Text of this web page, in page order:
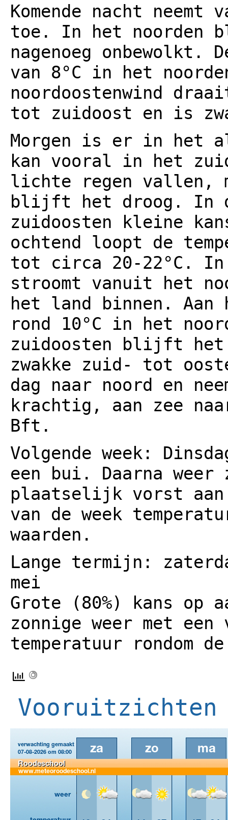
Komende nacht
toe. In het noorden
nagenoeg onbewolkt.
van 8°C in het
noordoostenwind
tot zuidoost en is
Morgen is er in het
kan vooral in het
lichte regen vallen,
blijft het droog. In
zuidoosten kleine
ochtend loopt de
tot circa 20-22°C. In
stroomt vanuit het
het land binnen. Aan
rond 10°C in het
zuidoosten blijft het
zwakke zuid- tot
dag naar noord en
krachtig, aan zee
Bft.
Volgende week:
een bui. Daarna
plaatselijk vorst
van de week
waarden.
Lange termijn:
mei
Grote (80%) kans op
zonnige weer met
temperatuur rondom
Vooruitzichten